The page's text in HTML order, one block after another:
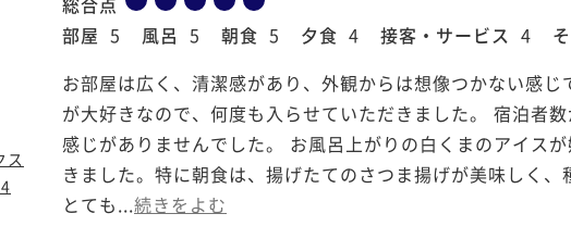
ス
部屋 5 風呂 5 朝食 5 夕食 4 接客・サービス 4
お部屋は広く、清潔感があり、外観からは想像つかない感
が大好きなので、何度も入らせていただきました。 宿泊者
感じがありませんでした。 お風呂上がりの白くまのアイス
きました。特に朝食は、揚げたてのさつま揚げが美味しく
とても...続きをよむ